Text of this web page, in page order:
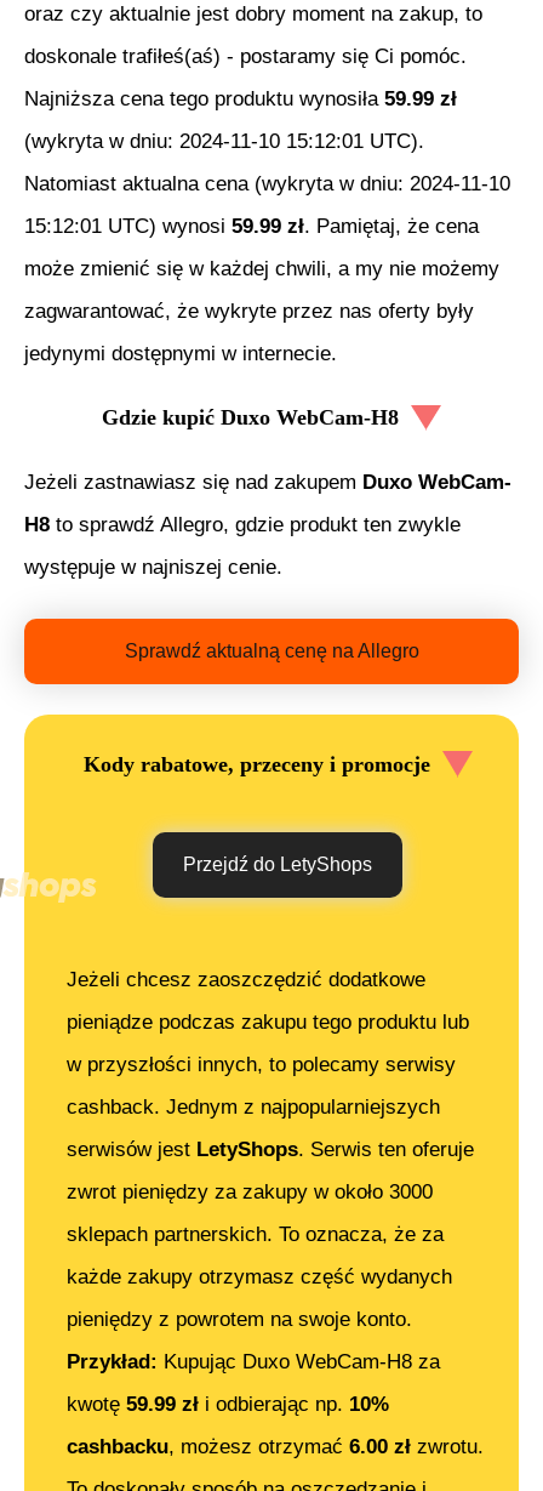
oraz czy aktualnie jest dobry moment na zakup, to
doskonale trafiłeś(aś) - postaramy się Ci pomóc.
Najniższa cena tego produktu wynosiła 59.99 zł
(wykryta w dniu: 2024-11-10 15:12:01 UTC).
Natomiast aktualna cena (wykryta w dniu: 2024-11-10
15:12:01 UTC) wynosi 59.99 zł. Pamiętaj, że cena
może zmienić się w każdej chwili, a my nie możemy
zagwarantować, że wykryte przez nas oferty były
jedynymi dostępnymi w internecie.
Gdzie kupić Duxo WebCam-H8
Jeżeli zastnawiasz się nad zakupem Duxo WebCam-
H8 to sprawdź Allegro, gdzie produkt ten zwykle
występuje w najniszej cenie.
Sprawdź aktualną cenę na Allegro
Kody rabatowe, przeceny i promocje
Przejdź do LetyShops
Jeżeli chcesz zaoszczędzić dodatkowe
pieniądze podczas zakupu tego produktu lub
w przyszłości innych, to polecamy serwisy
cashback. Jednym z najpopularniejszych
serwisów jest LetyShops. Serwis ten oferuje
zwrot pieniędzy za zakupy w około 3000
sklepach partnerskich. To oznacza, że za
każde zakupy otrzymasz część wydanych
pieniędzy z powrotem na swoje konto.
Przykład: Kupując Duxo WebCam-H8 za
kwotę 59.99 zł i odbierając np. 10%
cashbacku, możesz otrzymać 6.00 zł zwrotu.